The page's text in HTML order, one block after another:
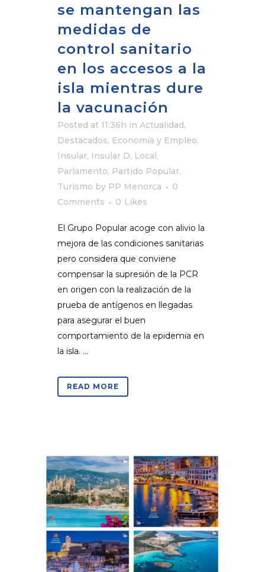
se mantengan las
medidas de
control sanitario
en los accesos a la
isla mientras dure
la vacunación
Posted at 11:36h in Actualidad,
Destacados, Economía y Empleo,
Insular, Insular D, Local,
Parlamento, Partido Popular,
Turismo by PP Menorca
0
Comments
0 Likes
El Grupo Popular acoge con alivio la
mejora de las condiciones sanitarias
pero considera que conviene
compensar la supresión de la PCR
en origen con la realización de la
prueba de antígenos en llegadas
para asegurar el buen
comportamiento de la epidemia en
la isla. ...
READ MORE